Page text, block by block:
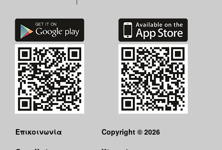
Επικοινωνία
Copyright © 2026